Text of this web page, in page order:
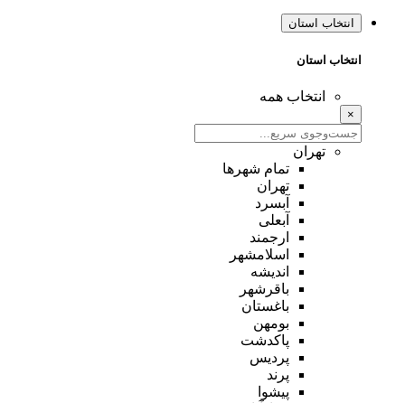
انتخاب استان
انتخاب استان
انتخاب همه
×
تهران
تمام شهر‌ها
تهران
آبسرد
آبعلی
ارجمند
اسلامشهر
اندیشه
باقرشهر
باغستان
بومهن
پاکدشت
پردیس
پرند
پیشوا